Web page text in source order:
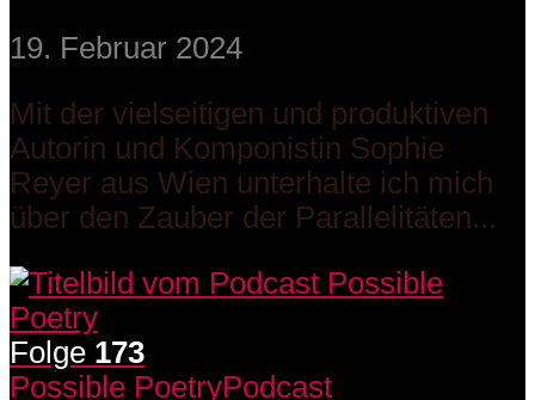
19. Februar 2024
Mit der vielseitigen und produktiven
Autorin und Komponistin Sophie
Reyer aus Wien unterhalte ich mich
über den Zauber der Parallelitäten...
Folge 173
Possible PoetryPodcast